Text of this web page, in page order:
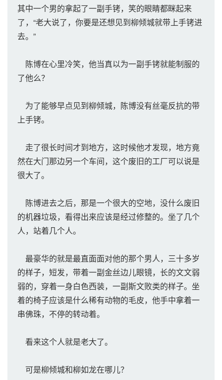
其中一个男的拿起了一副手铐，笑的眼睛都眯起来
了，“老大说了，你要是还想见到柳倾城就带上手铐进
去。”
陈博在心里冷笑，他当真以为一副手铐就能制服的
了他么？
为了能够早点见到柳倾城，陈博没有丝毫反抗的带
上手铐。
走了很长时间才到地方，这时候他才发现，地方竟
然在大门那边另一个车间，这个废旧的工厂可以说是
很大了。
陈博进去之后，那是一个很大的空地，没什么废旧
的机器垃圾，看得出来应该是经过修整的。坐了几个
人，站着几个人。
最豪华的就是最直面面对他的那个男人，三十多岁
的样子，短发，带着一副金丝边儿眼镜，长的文文弱
弱的，穿着一身白色西装，一副斯文败类的样子。坐
着的椅子应该是什么稀有动物的毛皮，他手中拿着一
串佛珠，不停的转动着。
看来这个人就是老大了。
可是柳倾城和柳如龙在哪儿？